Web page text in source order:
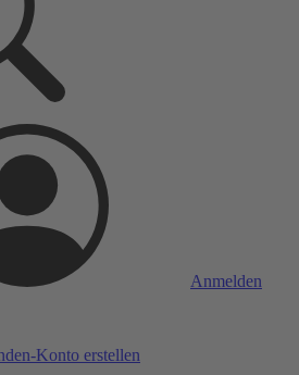
Anmelden
Konto erstellen